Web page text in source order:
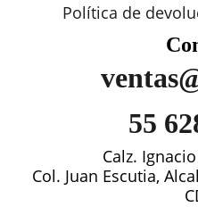
Política de
55
Calz.
Col. Juan Escutia,